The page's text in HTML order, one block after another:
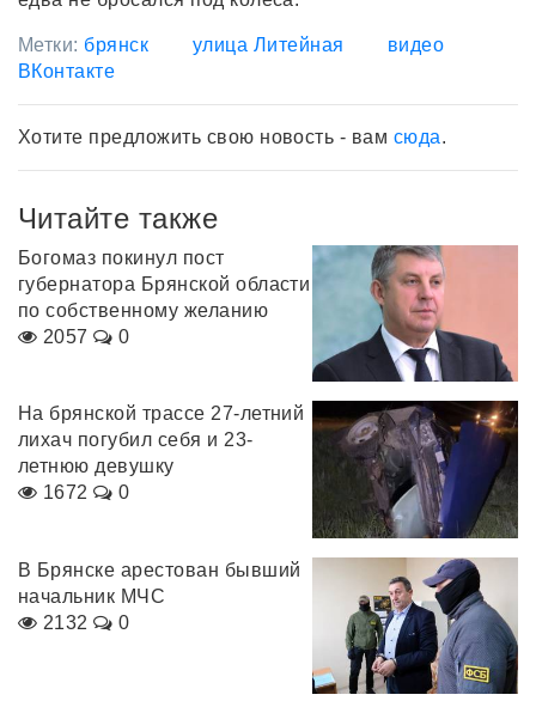
Метки: брянск улица Литейная
видео
ВКонтакте
Хотите предложить свою новость - вам сюда.
Читайте также
Богомаз покинул пост
губернатора Брянской области
по собственному желанию
2057
0
На брянской трассе 27-летний
лихач погубил себя и 23-
летнюю девушку
1672
0
В Брянске арестован бывший
начальник МЧС
2132
0